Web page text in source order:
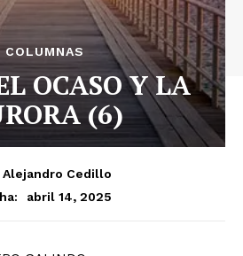
COLUMNAS
OCASO Y LA
(6)
Alejandro Cedillo
abril 14, 2025